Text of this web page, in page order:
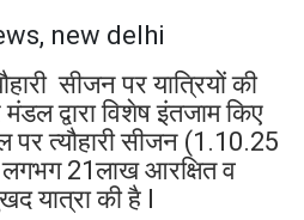
new delhi
सीजन पर यात्रियों की
द्वारा विशेष इंतजाम किए
त्यौहारी सीजन (1.10.25
21लाख आरक्षित व
यात्रा की है l